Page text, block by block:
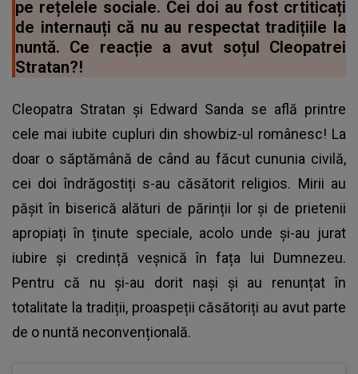
pe rețelele sociale. Cei doi au fost crtiticați
de internauți că nu au respectat tradițiile la
nuntă. Ce reacție a avut soțul Cleopatrei
Stratan?!
Cleopatra Stratan și Edward Sanda se află printre
cele mai iubite cupluri din showbiz-ul românesc! La
doar o săptămână de când au făcut cununia civilă,
cei doi îndrăgostiți s-au căsătorit religios. Mirii au
pășit în biserică alături de părinții lor și de prietenii
apropiați în ținute speciale, acolo unde și-au jurat
iubire și credință veșnică în fața lui Dumnezeu.
Pentru că nu și-au dorit nași și au renunțat în
totalitate la tradiții, proaspeții căsătoriți au avut parte
de o nuntă neconvențională.